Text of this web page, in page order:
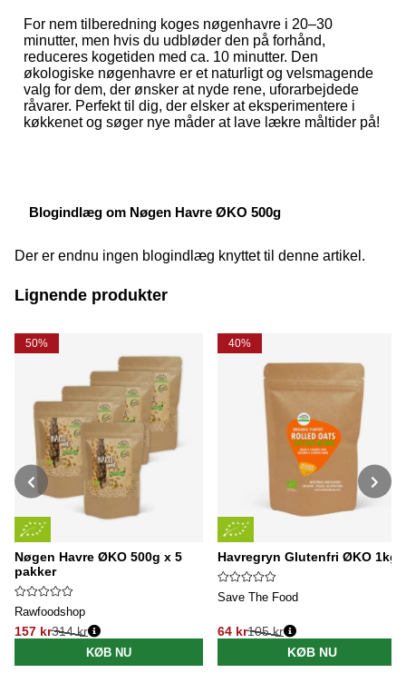
For nem tilberedning koges nøgenhavre i 20–30
minutter, men hvis du udbløder den på forhånd,
reduceres kogetiden med ca. 10 minutter. Den
økologiske nøgenhavre er et naturligt og velsmagende
valg for dem, der ønsker at nyde rene, uforarbejdede
råvarer. Perfekt til dig, der elsker at eksperimentere i
køkkenet og søger nye måder at lave lækre måltider på!
Blogindlæg om Nøgen Havre ØKO 500g
Der er endnu ingen blogindlæg knyttet til denne artikel.
Lignende produkter
50%
Nøgen Havre ØKO 500g x 5
pakker
Rawfoodshop
157 kr
Normalpris:
314 kr
KØB NU
40%
Havregryn Glutenfri ØKO 1kg
Save The Food
64 kr
Normalpris:
105 kr
KØB NU